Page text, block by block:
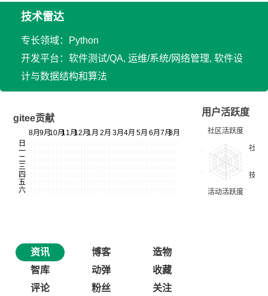
技术雷达
专长领域：Python
开发平台：软件测试/QA, 运维/系统/网络管理, 软件设
计与数据结构和算法
gitee贡献
用户活跃度
资讯 博客
造物
智库
动弹
收藏
评论
粉丝 关注